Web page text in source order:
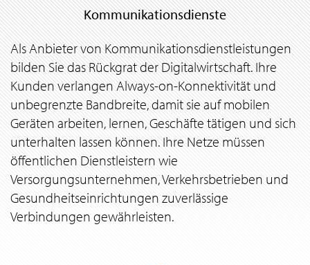
Kommunikationsdienste
Als Anbieter von Kommunikationsdienstleistungen
bilden Sie das Rückgrat der Digitalwirtschaft. Ihre
Kunden verlangen Always-on-Konnektivität und
unbegrenzte Bandbreite, damit sie auf mobilen
Geräten arbeiten, lernen, Geschäfte tätigen und sich
unterhalten lassen können. Ihre Netze müssen
öffentlichen Dienstleistern wie
Versorgungsunternehmen, Verkehrsbetrieben und
Gesundheitseinrichtungen zuverlässige
Verbindungen gewährleisten.